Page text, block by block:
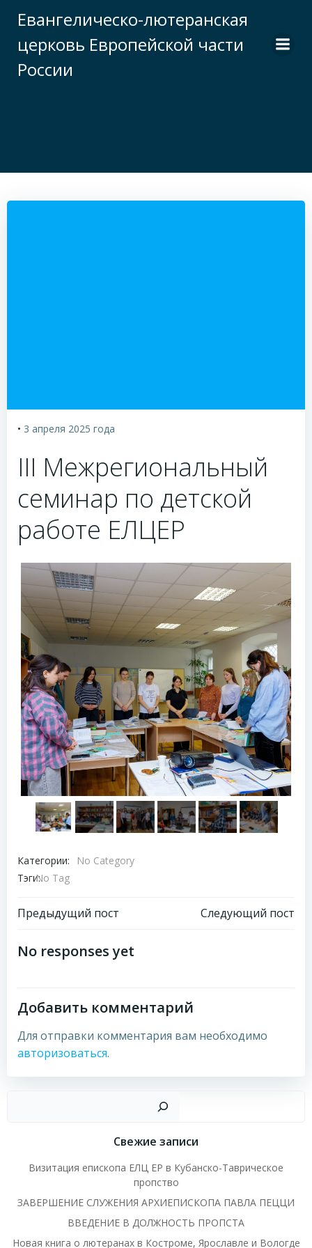
к
содержимому
Евангелическо-лютеранская
церковь Европейской части
России
• 3 апреля 2025 года
III Межрегиональный
семинар по детской
работе ЕЛЦЕР
Категории:
No Category
Тэги:No Tag
Навигация
по
Предыдущий пост
Навигация
Следующий пост
No responses yet
Добавить комментарий
Для отправки комментария вам необходимо
авторизоваться.
Свежие записи
Визитация епископа ЕЛЦ ЕР в Кубанско-Таврическое
пропство
ЗАВЕРШЕНИЕ СЛУЖЕНИЯ АРХИЕПИСКОПА ПАВЛА ПЕЦЦИ
ВВЕДЕНИЕ В ДОЛЖНОСТЬ ПРОПСТА
Новая книга о лютеранах в Костроме, Ярославле и Вологде